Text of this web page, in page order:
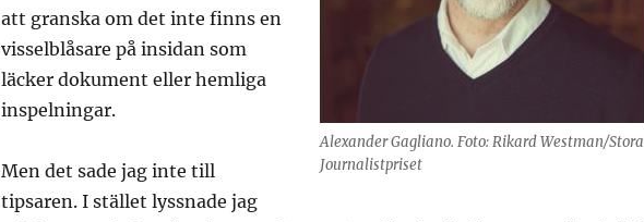
Alexander Gagliano. Foto: Rikard Westman/Stora
Journalistpriset
att granska om det inte finns en
visselblåsare på insidan som
läcker dokument eller hemliga
inspelningar.
Men det sade jag inte till
tipsaren. I stället lyssnade jag